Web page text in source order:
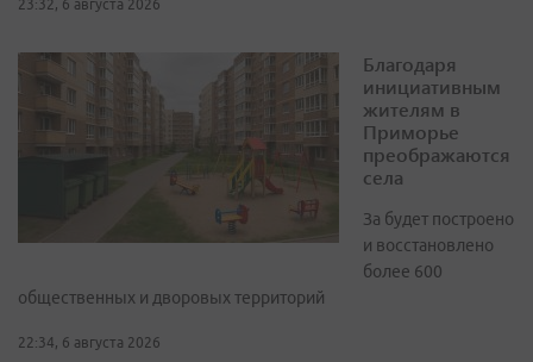
23:32, 6 августа 2026
Благодаря
инициативным
жителям в
Приморье
преображаются
села
За будет построено
и восстановлено
более 600
общественных и дворовых территорий
22:34, 6 августа 2026